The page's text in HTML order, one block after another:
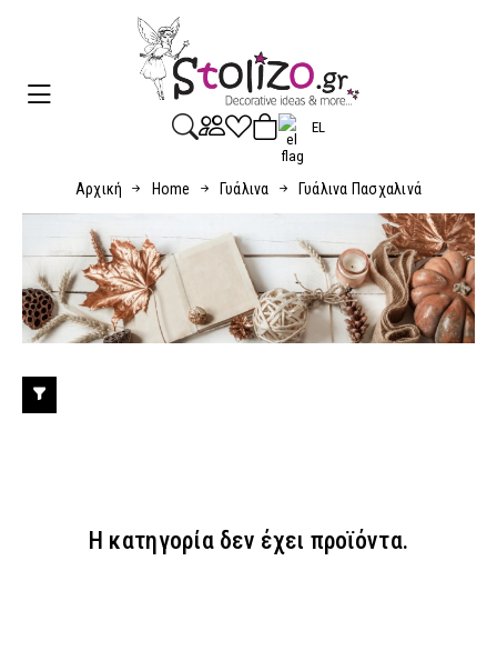
EL
Αρχική Home Γυάλινα Γυάλινα Πασχαλινά
Η κατηγορία δεν έχει προϊόντα.